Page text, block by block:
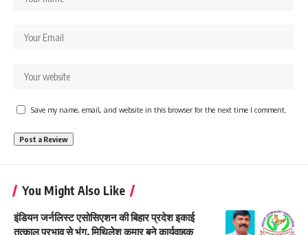
Save my name, email, and website in this browser for the next time I comment.
You Might Also Like
इंडियन जर्नलिस्ट एसोसिएशन की बिहार प्रदेश इकाई
तत्काल प्रभाव से भंग, मिथिलेश कुमार बने कार्यवाहक